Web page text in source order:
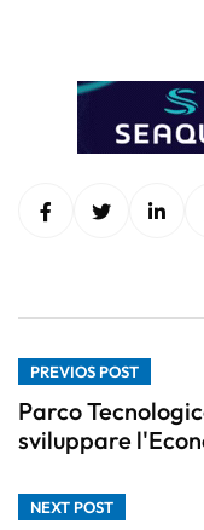
PREVIOS POST
Parco
sviluppare
NEXT POST